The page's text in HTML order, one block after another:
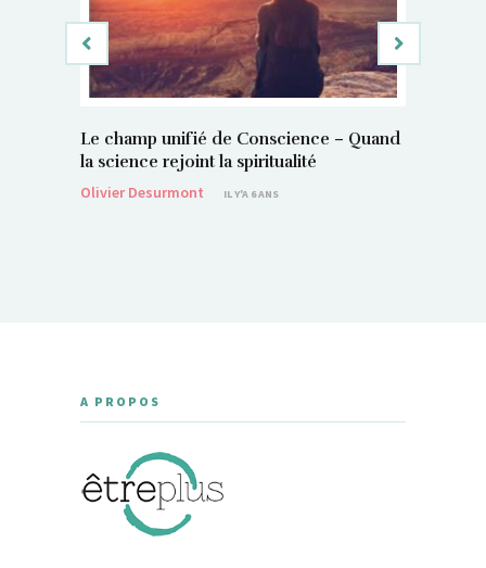
Le champ unifié de Conscience – Quand
la science rejoint la spiritualité
Olivier Desurmont
IL Y'A 6 ANS
A PROPOS